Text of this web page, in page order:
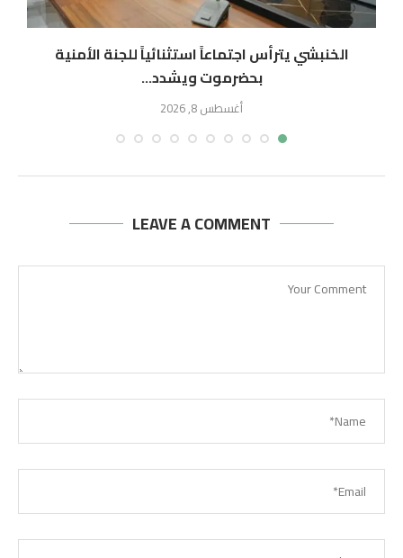
الخنبشي يترأس اجتماعاً استثنائياً للجنة الأمنية
بحضرموت ويشدد...
أغسطس 8, 2026
LEAVE A COMMENT